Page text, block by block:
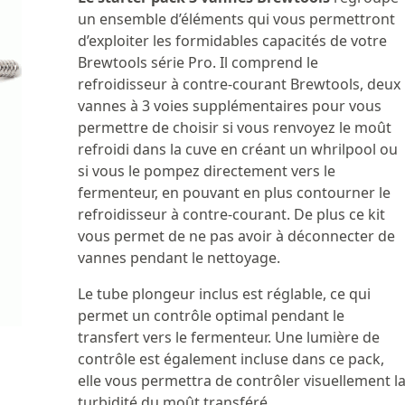
l’encannage
Pompes
Interrupteur,
option...
En
Groupes
L'Icemaster
votre
contrôle de la...
grand frère
d'utilisation,...
un ensemble d’éléments qui vous permettront
d’exploiter les formidables capacités de votre
Brewtools série Pro. Il comprend le
refroidisseur à contre-courant Brewtools, deux
vannes à 3 voies supplémentaires pour vous
permettre de choisir si vous renvoyez le moût
refroidi dans la cuve en créant un whrilpool ou
si vous le pompez directement vers le
fermenteur, en pouvant en plus contourner le
refroidisseur à contre-courant. De plus ce kit
vous permet de ne pas avoir à déconnecter de
vannes pendant le nettoyage.
Le tube plongeur inclus est réglable, ce qui
permet un contrôle optimal pendant le
transfert vers le fermenteur. Une lumière de
contrôle est également incluse dans ce pack,
elle vous permettra de contrôler visuellement la